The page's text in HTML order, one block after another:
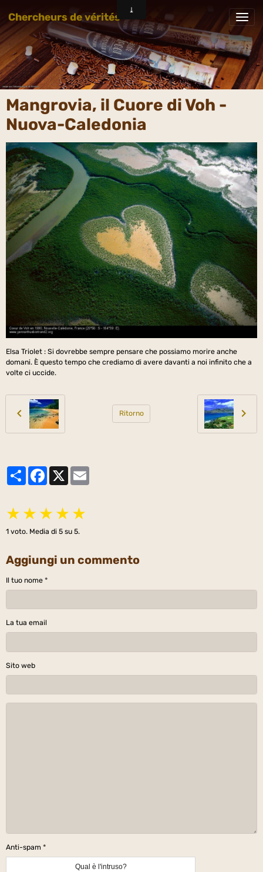
Chercheurs de vérités
Mangrovia, il Cuore di Voh -
Nuova-Caledonia
Elsa Triolet : Si dovrebbe sempre pensare che possiamo morire anche
domani. È questo tempo che crediamo di avere davanti a noi infinito che a
volte ci uccide.
Ritorno
PartagerFacebook
X
★ ★ ★ ★ ★
1 voto. Media di 5 su 5.
Aggiungi un commento
Il tuo nome
La tua email
Sito web
Anti-spam
Qual è l'intruso?